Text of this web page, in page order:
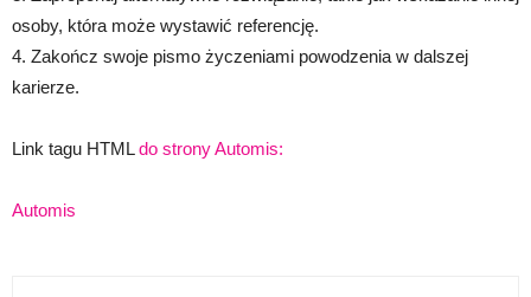
osoby, która może wystawić referencję.
4. Zakończ swoje pismo życzeniami powodzenia w dalszej
karierze.
Link tagu HTMLdo strony Automis:
Automis